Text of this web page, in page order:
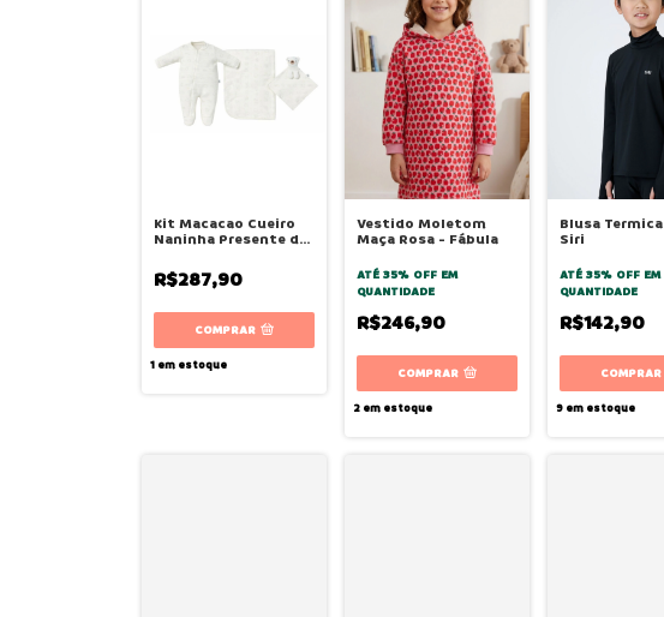
Kit Macacao Cueiro
Naninha Presente de
R$287,90
COMPRAR
1em estoque
Vestido Moletom
Maça Rosa - Fábula
ATÉ 35% OFF EM
QUANTIDADE
R$246,90
COMPRAR
2em estoque
Blusa
Siri
ATÉ 35% OFF EM
QUANTIDADE
R$142,90
COMPRAR
9em estoque